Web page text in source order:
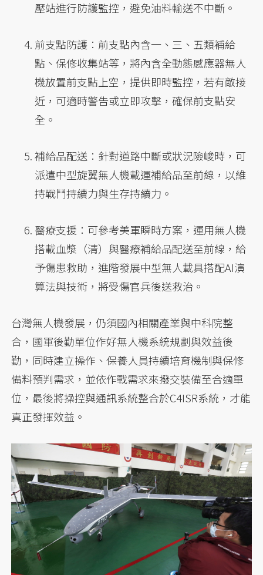
壓站進行防護監控，避免油料輸送不中斷。
前支點防護：前支點內含一、三、五類補給
點、保修收集站等，將內含全動態感應器無人
機放置前支點上空，提供即時監控，若有敵接
近，可適時警告或立即攻擊，確保前支點安
全。
補給品配送：針對道路中斷或狀況險峻時，可
派遣中型旋翼無人機載運補給品至前線，以維
持戰鬥持續力與生存持續力。
醫療支援：可參考美軍瞬時方案，運用無人機
搭載血漿（清）與醫療補給品配送至前線，給
予傷患救助，進階發展中型無人載具搭配AI演
算法與技術，將受傷官兵後送救治。
台灣無人機發展，仍須國內相關產業與中科院整
合，國軍後勤單位作好無人機系統規劃與效益後
勤，同時建立操作、保養人員持續培育機制與保修
備料預判需求，並依作戰需求來撥交裝備至合適單
位，最後將操控與通訊系統整合於C4ISR系統，才能
真正發揮效益。